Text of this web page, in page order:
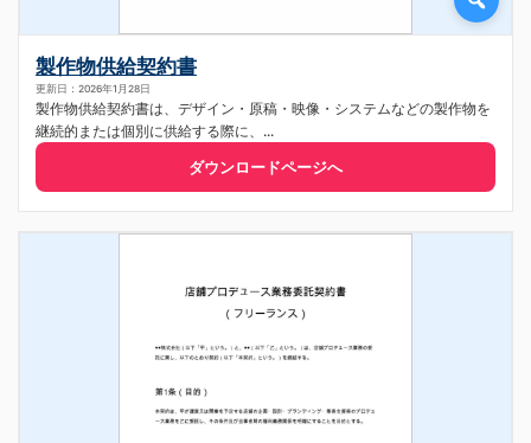
製作物供給契約書
更新日：2026年1月28日
製作物供給契約書は、デザイン・原稿・映像・システムなどの製作物を
継続的または個別に供給する際に、...
ダウンロードページへ